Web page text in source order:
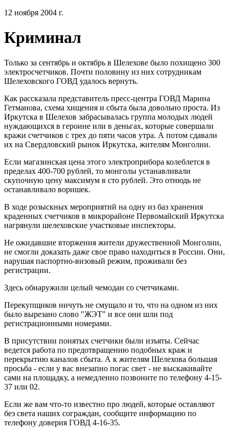
12 ноября 2004 г.
Криминал
Только за сентябрь и октябрь в Шелехове было похищено 300
электросчетчиков. Почти половину из них сотрудникам
Шелеховского ГОВД удалось вернуть.
Как рассказала представитель пресс-центра ГОВД Марина
Гетманова, схема хищения и сбыта была довольно проста. Из
Иркутска в Шелехов забрасывалась группа молодых людей
нуждающихся в героине или в деньгах, которые совершали
кражи счетчиков с трех до пяти часов утра. А потом сдавали
их на Свердловский рынок Иркутска, жителям Монголии.
Если магазинская цена этого электроприбора колеблется в
пределах 400-700 рублей, то монголы устанавливали
скупочную цену максимум в сто рублей. Это отнюдь не
останавливало воришек.
В ходе розыскных мероприятий на одну из баз хранения
краденных счетчиков в микрорайоне Первомайский Иркутска
нагрянули шелеховские участковые инспекторы.
Не ожидавшие вторжения жители дружественной Монголии,
не смогли доказать даже свое право находиться в России. Они,
нарушая паспортно-визовый режим, проживали без
регистрации.
Здесь обнаружили целый чемодан со счетчиками.
Перекупщиков ничуть не смущало и то, что на одном из них
было вырезано слово "ЖЭТ" и все они шли под
регистрационными номерами.
В присутствии понятых счетчики были изъяты. Сейчас
ведется работа по предотвращению подобных краж и
перекрытию каналов сбыта. А к жителям Шелехова большая
просьба - если у вас внезапно погас свет - не выскакивайте
сами на площадку, а немедленно позвоните по телефону 4-15-
37 или 02.
Если же вам что-то известно про людей, которые оставляют
без света наших сограждан, сообщите информацию по
телефону доверия ГОВД 4-16-35.